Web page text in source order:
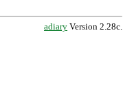
adiary Version 2.28c.